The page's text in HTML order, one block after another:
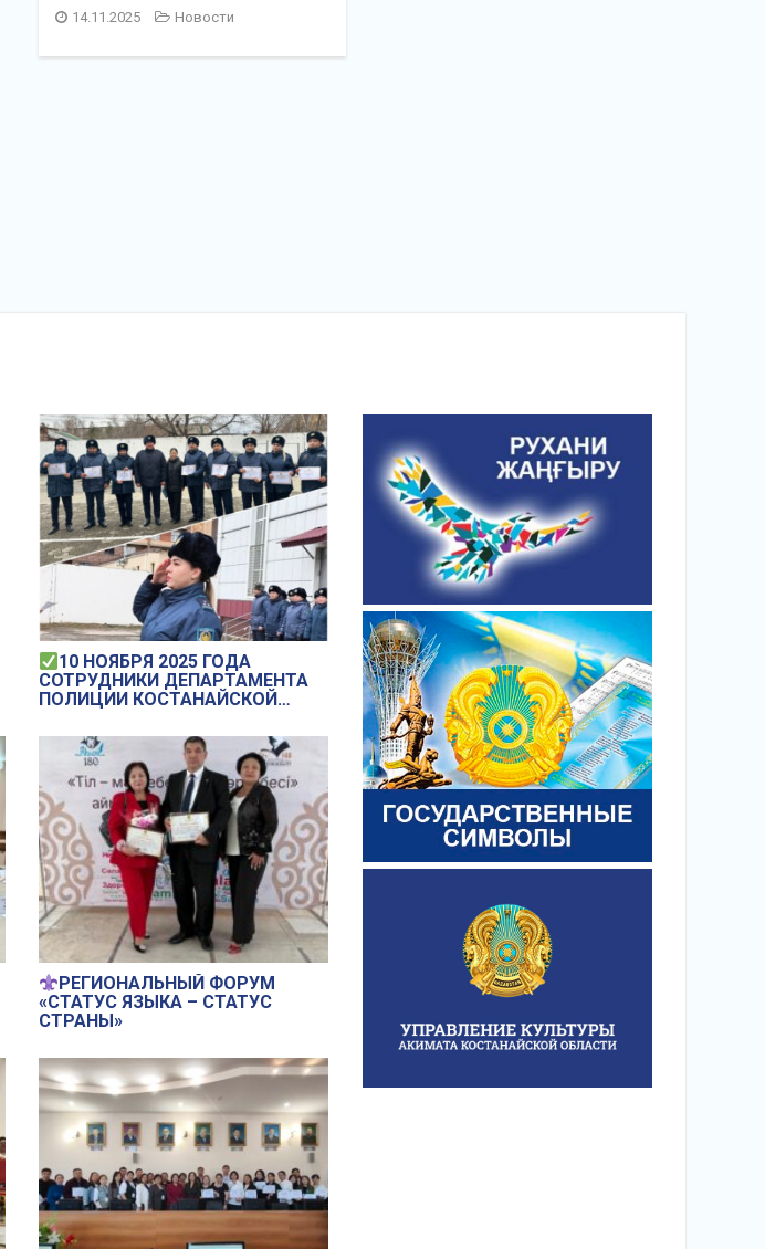
14.11.2025 Новости
10 НОЯБРЯ 2025 ГОДА
СОТРУДНИКИ ДЕПАРТАМЕНТА
ПОЛИЦИИ КОСТАНАЙСКОЙ
48-ЧАСОВОЙ КРАТКОСРОЧНЫЙ
КУРС ПО ИЗУЧЕНИЮ
КАЗАХСКОГО ЯЗЫКА И
ПОЛУЧИЛИ СЕРТИФИКАТЫ.
РЕГИОНАЛЬНЫЙ ФОРУМ
«СТАТУС ЯЗЫКА – СТАТУС
СТРАНЫ»